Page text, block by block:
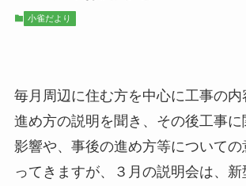
小雀だより
毎月周辺に住む方を中心に工事の
進め方の説明を聞き、その後工事に
影響や、事後の進め方等について
ってきますが、３月の説明会は、新